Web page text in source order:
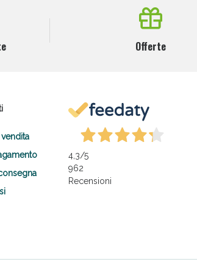
Offerte
4,3/5
962
Recensioni